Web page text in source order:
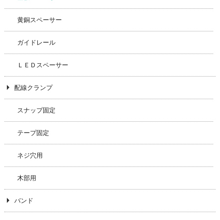
黄銅スペーサー
ガイドレール
ＬＥＤスペーサー
配線クランプ
スナップ固定
テープ固定
ネジ穴用
木部用
バンド